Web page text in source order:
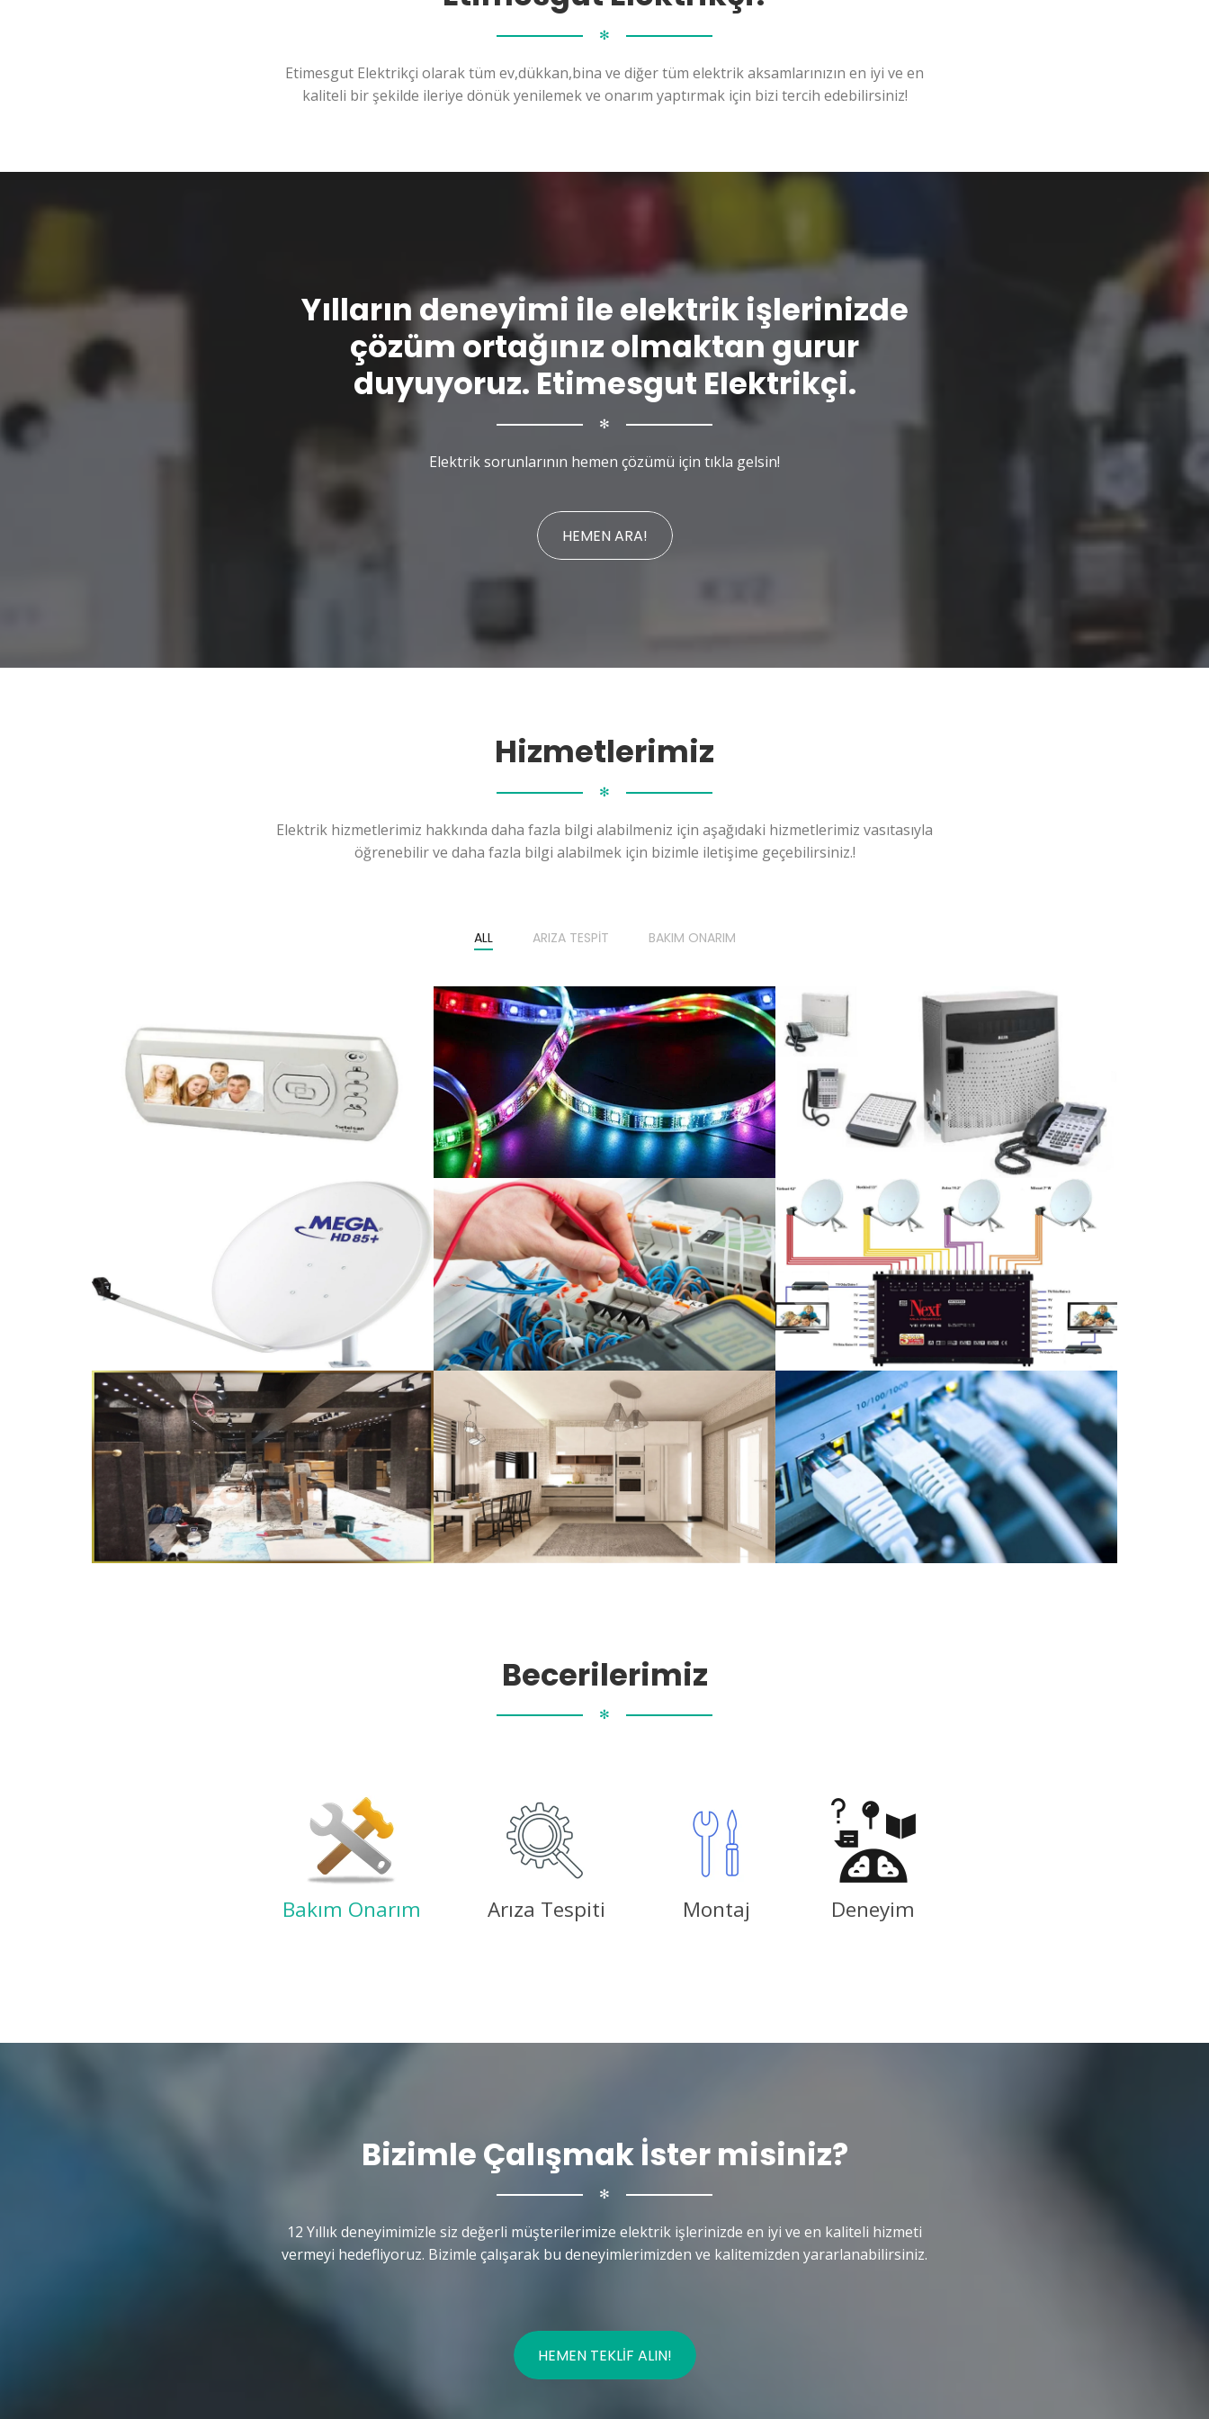
✻
Etimesgut Elektrikçi olarak tüm ev,dükkan,bina ve diğer tüm elektrik aksamlarınızın en iyi ve en
kaliteli bir şekilde ileriye dönük yenilemek ve onarım yaptırmak için bizi tercih edebilirsiniz!
Yılların deneyimi ile elektrik işlerinizde
çözüm ortağınız olmaktan gurur
duyuyoruz. Etimesgut Elektrikçi.
✻
Elektrik sorunlarının hemen çözümü için tıkla gelsin!
HEMEN ARA!
Hizmetlerimiz
✻
Elektrik hizmetlerimiz hakkında daha fazla bilgi alabilmeniz için aşağıdaki hizmetlerimiz vasıtasıyla
öğrenebilir ve daha fazla bilgi alabilmek için bizimle iletişime geçebilirsiniz.!
ALL ARIZA TESPIT BAKIM ONARIM
Becerilerimiz
✻
Bakım Onarım Arıza Tespiti Montaj Deneyim
Bizimle Çalışmak İster misiniz?
✻
12 Yıllık deneyimimizle siz değerli müşterilerimize elektrik işlerinizde en iyi ve en kaliteli hizmeti
vermeyi hedefliyoruz. Bizimle çalışarak bu deneyimlerimizden ve kalitemizden yararlanabilirsiniz.
HEMEN TEKLIF ALIN!